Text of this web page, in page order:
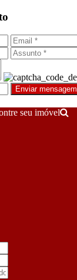
Enviar mensagem
seu imóvel